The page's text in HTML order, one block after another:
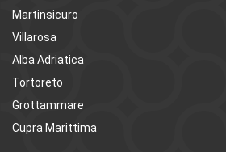
Martinsicuro
Villarosa
Alba Adriatica
Tortoreto
Grottammare
Cupra Marittima